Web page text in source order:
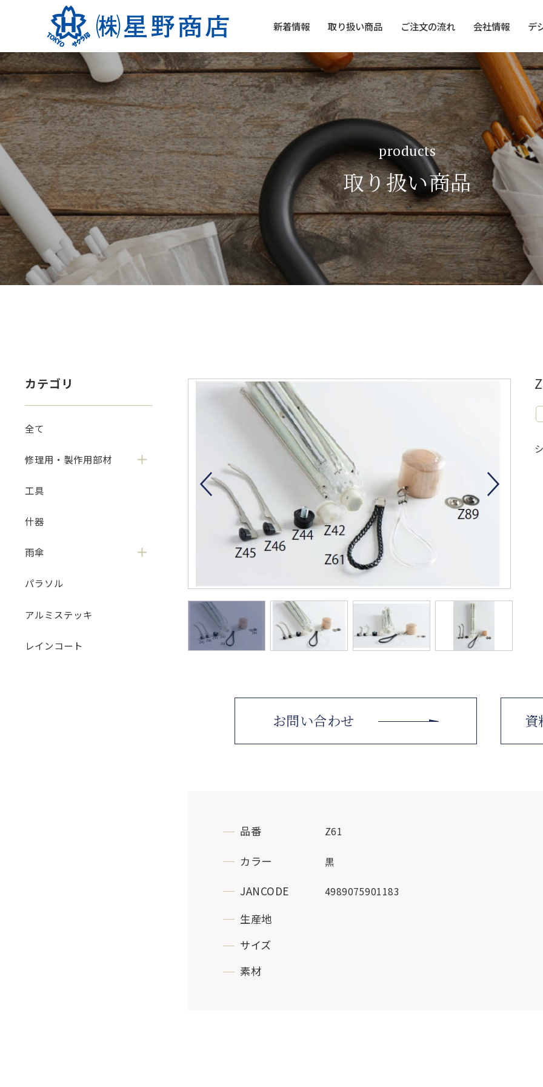
新着情報 取り扱い商品 ご注文の流れ 会社情報 デ
products
取り扱い商品
カテゴリ
全て
修理用・製作用部材
工具
什器
雨傘
パラソル
アルミステッキ
レインコート
お問い合わせ 資
品番 Z61
カラー 黒
JANCODE 4989075901183
生産地
サイズ
素材